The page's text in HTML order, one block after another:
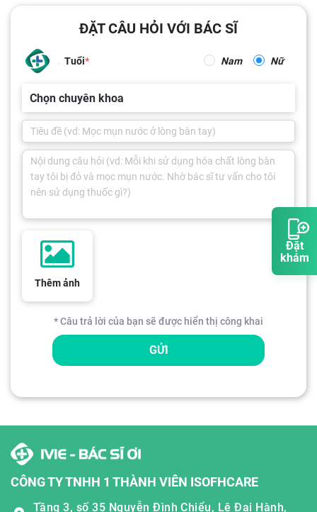
Đặt
khám
ĐẶT CÂU HỎI VỚI BÁC SĨ
Tuổi Nam Nữ
Chọn chuyên khoa
Thêm ảnh
* Câu trả lời của bạn sẽ được hiển thị công khai
GỬI
CÔNG TY TNHH 1 THÀNH VIÊN ISOFHCARE
Tầng 3, số 35 Nguyễn Đình Chiểu, Lê Đại Hành,